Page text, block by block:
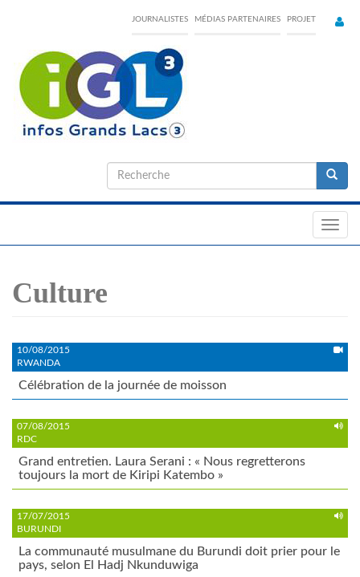
content
JOURNALISTES MÉDIAS PARTENAIRES PROJET
Formulaire
de
Culture
10/08/2015
RWANDA
Célébration de la journée de moisson
07/08/2015
RDC
Grand entretien. Laura Serani : « Nous regretterons
toujours la mort de Kiripi Katembo »
17/07/2015
BURUNDI
La communauté musulmane du Burundi doit prier pour le
pays, selon El Hadj Nkunduwiga